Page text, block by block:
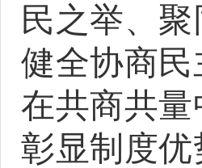
民之举、 聚
健全协商
在共商共
彰显制度优